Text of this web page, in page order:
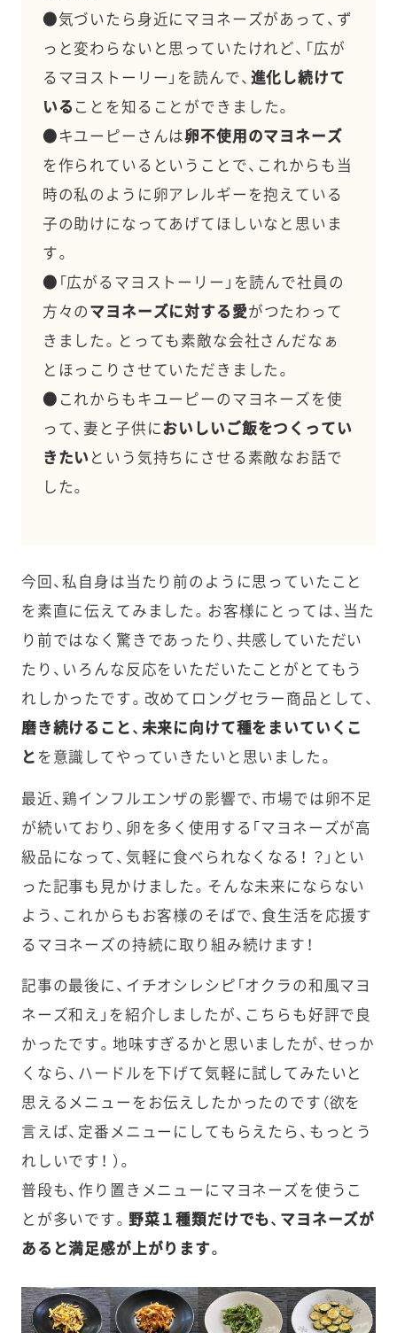
●気づいたら身近にマヨネーズがあって、ず
っと変わらないと思っていたけれど、「広が
るマヨストーリー」を読んで、 進化し続けて
いる ことを知ることができました。
●キユーピーさんは卵不使用のマヨネーズ
を作られているということで、これからも当
時の私のように卵アレルギーを抱えている
子の助けになってあげてほしいなと思いま
す。
●「広がるマヨストーリー」を読んで社員の
方々の マヨネーズに対する愛がつたわって
きました。とっても素敵な会社さんだなぁ
とほっこりさせていただきました。
●これからもキユーピーのマヨネーズを使
って、妻と子供においしいご飯をつくってい
きたい という気持ちにさせる素敵なお話で
した。
今回、私自身は当たり前のように思っていたこと
を素直に伝えてみました。お客様にとっては、当た
り前ではなく驚きであったり、共感していただい
たり、いろんな反応をいただいたことがとてもう
れしかったです。改めてロングセラー商品として、
磨き続けること、未来に向けて種をまいていくこ
と を意識してやっていきたいと思いました。
最近、鶏インフルエンザの影響で、市場では卵不足
が続いており、卵を多く使用する「マヨネーズが高
級品になって、気軽に食べられなくなる！ ？」とい
った記事も見かけました。そんな未来にならない
よう、これからもお客様のそばで、食生活を応援す
るマヨネーズの持続に取り組み続けます！
記事の最後に、イチオシレシピ「オクラの和風マヨ
ネーズ和え」を紹介しましたが、こちらも好評で良
かったです。地味すぎるかと思いましたが、せっか
くなら、ハードルを下げて気軽に試してみたいと
思えるメニューをお伝えしたかったのです（欲を
言えば、定番メニューにしてもらえたら、もっとう
れしいです！ ）。
普段も、作り置きメニューにマヨネーズを使うこ
とが多いです。 野菜１種類だけでも、マヨネーズが
あると満足感が上がります。